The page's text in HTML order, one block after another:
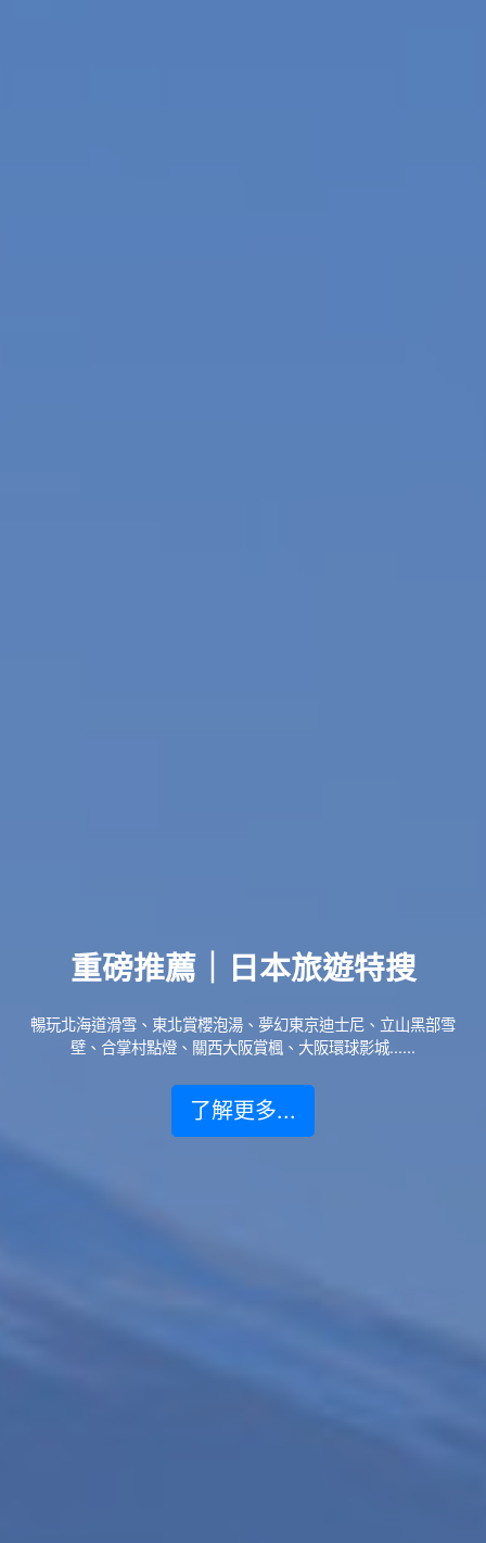
重磅推薦｜日本旅遊特搜
暢玩北海道滑雪、東北賞櫻泡湯、夢幻東京迪士尼、立山黑部雪
壁、合掌村點燈、關西大阪賞楓、大阪環球影城......
了解更多...